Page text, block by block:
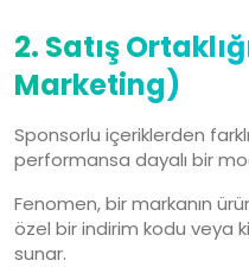
2. Satış
Marketing)
Sponsorlu içeriklerden
performansa dayalı bir
Fenomen, bir markanın
özel bir indirim kodu veya
sunar.